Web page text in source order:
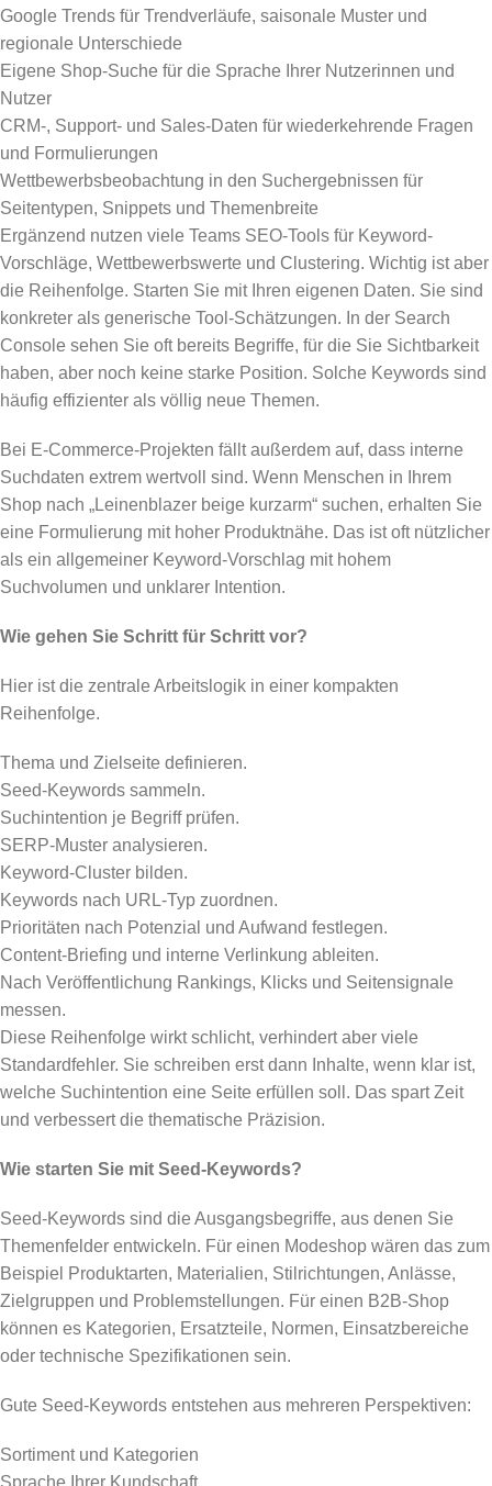
Google Trends für Trendverläufe, saisonale Muster und
regionale Unterschiede
Eigene Shop-Suche für die Sprache Ihrer Nutzerinnen und
Nutzer
CRM-, Support- und Sales-Daten für wiederkehrende Fragen
und Formulierungen
Wettbewerbsbeobachtung in den Suchergebnissen für
Seitentypen, Snippets und Themenbreite
Ergänzend nutzen viele Teams SEO-Tools für Keyword-
Vorschläge, Wettbewerbswerte und Clustering. Wichtig ist aber
die Reihenfolge. Starten Sie mit Ihren eigenen Daten. Sie sind
konkreter als generische Tool-Schätzungen. In der Search
Console sehen Sie oft bereits Begriffe, für die Sie Sichtbarkeit
haben, aber noch keine starke Position. Solche Keywords sind
häufig effizienter als völlig neue Themen.
Bei E-Commerce-Projekten fällt außerdem auf, dass interne
Suchdaten extrem wertvoll sind. Wenn Menschen in Ihrem
Shop nach „Leinenblazer beige kurzarm“ suchen, erhalten Sie
eine Formulierung mit hoher Produktnähe. Das ist oft nützlicher
als ein allgemeiner Keyword-Vorschlag mit hohem
Suchvolumen und unklarer Intention.
Wie gehen Sie Schritt für Schritt vor?
Hier ist die zentrale Arbeitslogik in einer kompakten
Reihenfolge.
Thema und Zielseite definieren.
Seed-Keywords sammeln.
Suchintention je Begriff prüfen.
SERP-Muster analysieren.
Keyword-Cluster bilden.
Keywords nach URL-Typ zuordnen.
Prioritäten nach Potenzial und Aufwand festlegen.
Content-Briefing und interne Verlinkung ableiten.
Nach Veröffentlichung Rankings, Klicks und Seitensignale
messen.
Diese Reihenfolge wirkt schlicht, verhindert aber viele
Standardfehler. Sie schreiben erst dann Inhalte, wenn klar ist,
welche Suchintention eine Seite erfüllen soll. Das spart Zeit
und verbessert die thematische Präzision.
Wie starten Sie mit Seed-Keywords?
Seed-Keywords sind die Ausgangsbegriffe, aus denen Sie
Themenfelder entwickeln. Für einen Modeshop wären das zum
Beispiel Produktarten, Materialien, Stilrichtungen, Anlässe,
Zielgruppen und Problemstellungen. Für einen B2B-Shop
können es Kategorien, Ersatzteile, Normen, Einsatzbereiche
oder technische Spezifikationen sein.
Gute Seed-Keywords entstehen aus mehreren Perspektiven:
Sortiment und Kategorien
Sprache Ihrer Kundschaft